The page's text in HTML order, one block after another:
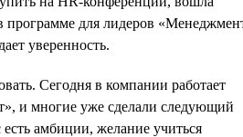
программе для лидеров
уверенность.
Сегодня в компании работает
и многие уже сделали следующий
амбиции, желание учиться